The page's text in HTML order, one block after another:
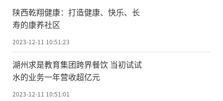
陕西乾翔健康：打造健康、快乐、长
寿的康养社区
2023-12-11 10:51:23
湖州求是教育集团跨界餐饮 当初试试
水的业务一年营收超亿元
2023-12-11 10:51:01